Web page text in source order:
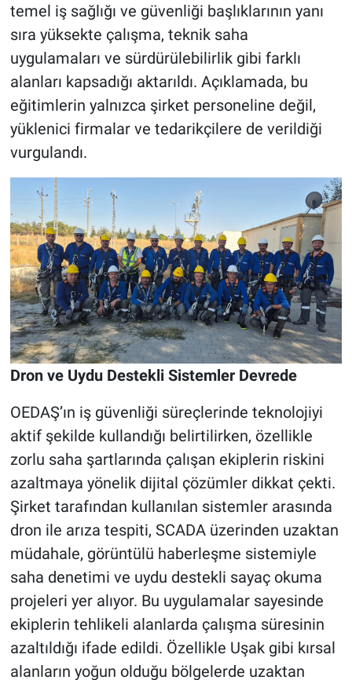
temel iş sağlığı ve güvenliği başlıklarının yanı
sıra yüksekte çalışma, teknik saha
uygulamaları ve sürdürülebilirlik gibi farklı
alanları kapsadığı aktarıldı. Açıklamada, bu
eğitimlerin yalnızca şirket personeline değil,
yüklenici firmalar ve tedarikçilere de verildiği
vurgulandı.
Dron ve Uydu Destekli Sistemler Devrede
OEDAŞ’ın iş güvenliği süreçlerinde teknolojiyi
aktif şekilde kullandığı belirtilirken, özellikle
zorlu saha şartlarında çalışan ekiplerin riskini
azaltmaya yönelik dijital çözümler dikkat çekti.
Şirket tarafından kullanılan sistemler arasında
dron ile arıza tespiti, SCADA üzerinden uzaktan
müdahale, görüntülü haberleşme sistemiyle
saha denetimi ve uydu destekli sayaç okuma
projeleri yer alıyor. Bu uygulamalar sayesinde
ekiplerin tehlikeli alanlarda çalışma süresinin
azaltıldığı ifade edildi. Özellikle Uşak gibi kırsal
alanların yoğun olduğu bölgelerde uzaktan